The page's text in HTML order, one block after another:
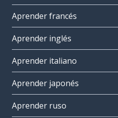
Aprender francés
Aprender inglés
Aprender italiano
Aprender japonés
Aprender ruso